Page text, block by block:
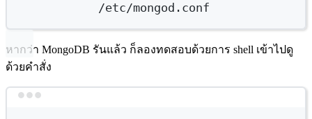
/etc/mongod.conf
หากว่า MongoDB รันแล้ว ก็ลองทดสอบด้วยการ shell เข้าไปดู
ด้วยคำสั่ง